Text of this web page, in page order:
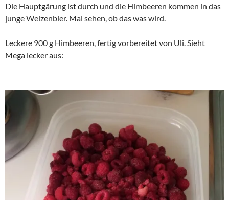
Die Hauptgärung ist durch und die Himbeeren kommen in das
junge Weizenbier. Mal sehen, ob das was wird.
Leckere 900 g Himbeeren, fertig vorbereitet von Uli. Sieht
Mega lecker aus: